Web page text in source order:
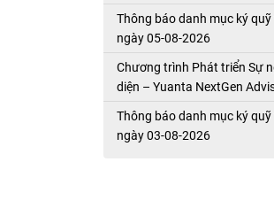
Thông báo danh mục ký
ngày 05-08-2026
Chương trình Phát triển Sự
diện – Yuanta NextGen
Thông báo danh mục ký
ngày 03-08-2026